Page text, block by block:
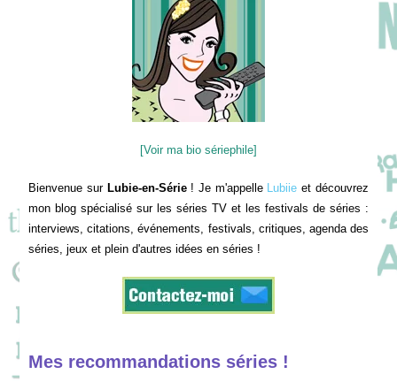
[Voir ma bio sériephile]
Bienvenue sur Lubie-en-Série! Je m'appelle Lubiie et découvrez
mon blog spécialisé sur les séries TV et les festivals de séries :
interviews, citations, événements, festivals, critiques, agenda des
séries, jeux et plein d'autres idées en séries !
Mes recommandations séries !